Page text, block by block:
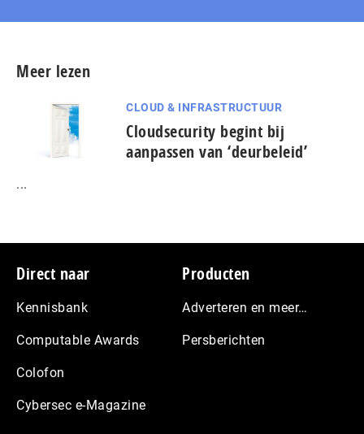
Meer lezen
CLOUD & INFRASTRUCTUUR
Cloudsecurity begint bij
aanpassen van ‘deurbeleid’
...
Footer
Direct naar
Kennisbank
Computable Awards
Colofon
Cybersec e-Magazine
Producten
Adverteren en meer…
Persberichten